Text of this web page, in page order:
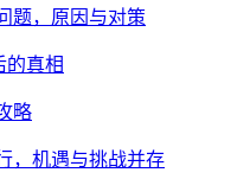
题，原因与对策
的真相
略
，机遇与挑战并存